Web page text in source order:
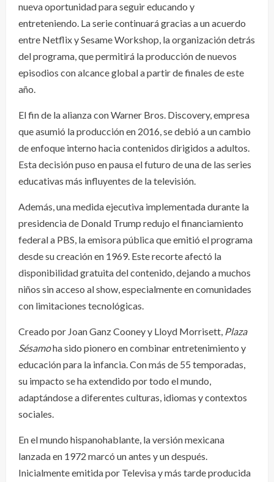
nueva oportunidad para seguir educando y
entreteniendo. La serie continuará gracias a un acuerdo
entre Netflix y Sesame Workshop, la organización detrás
del programa, que permitirá la producción de nuevos
episodios con alcance global a partir de finales de este
año.
El fin de la alianza con Warner Bros. Discovery, empresa
que asumió la producción en 2016, se debió a un cambio
de enfoque interno hacia contenidos dirigidos a adultos.
Esta decisión puso en pausa el futuro de una de las series
educativas más influyentes de la televisión.
Además, una medida ejecutiva implementada durante la
presidencia de Donald Trump redujo el financiamiento
federal a PBS, la emisora pública que emitió el programa
desde su creación en 1969. Este recorte afectó la
disponibilidad gratuita del contenido, dejando a muchos
niños sin acceso al show, especialmente en comunidades
con limitaciones tecnológicas.
Creado por Joan Ganz Cooney y Lloyd Morrisett, Plaza
Sésamoha sido pionero en combinar entretenimiento y
educación para la infancia. Con más de 55 temporadas,
su impacto se ha extendido por todo el mundo,
adaptándose a diferentes culturas, idiomas y contextos
sociales.
En el mundo hispanohablante, la versión mexicana
lanzada en 1972 marcó un antes y un después.
Inicialmente emitida por Televisa y más tarde producida